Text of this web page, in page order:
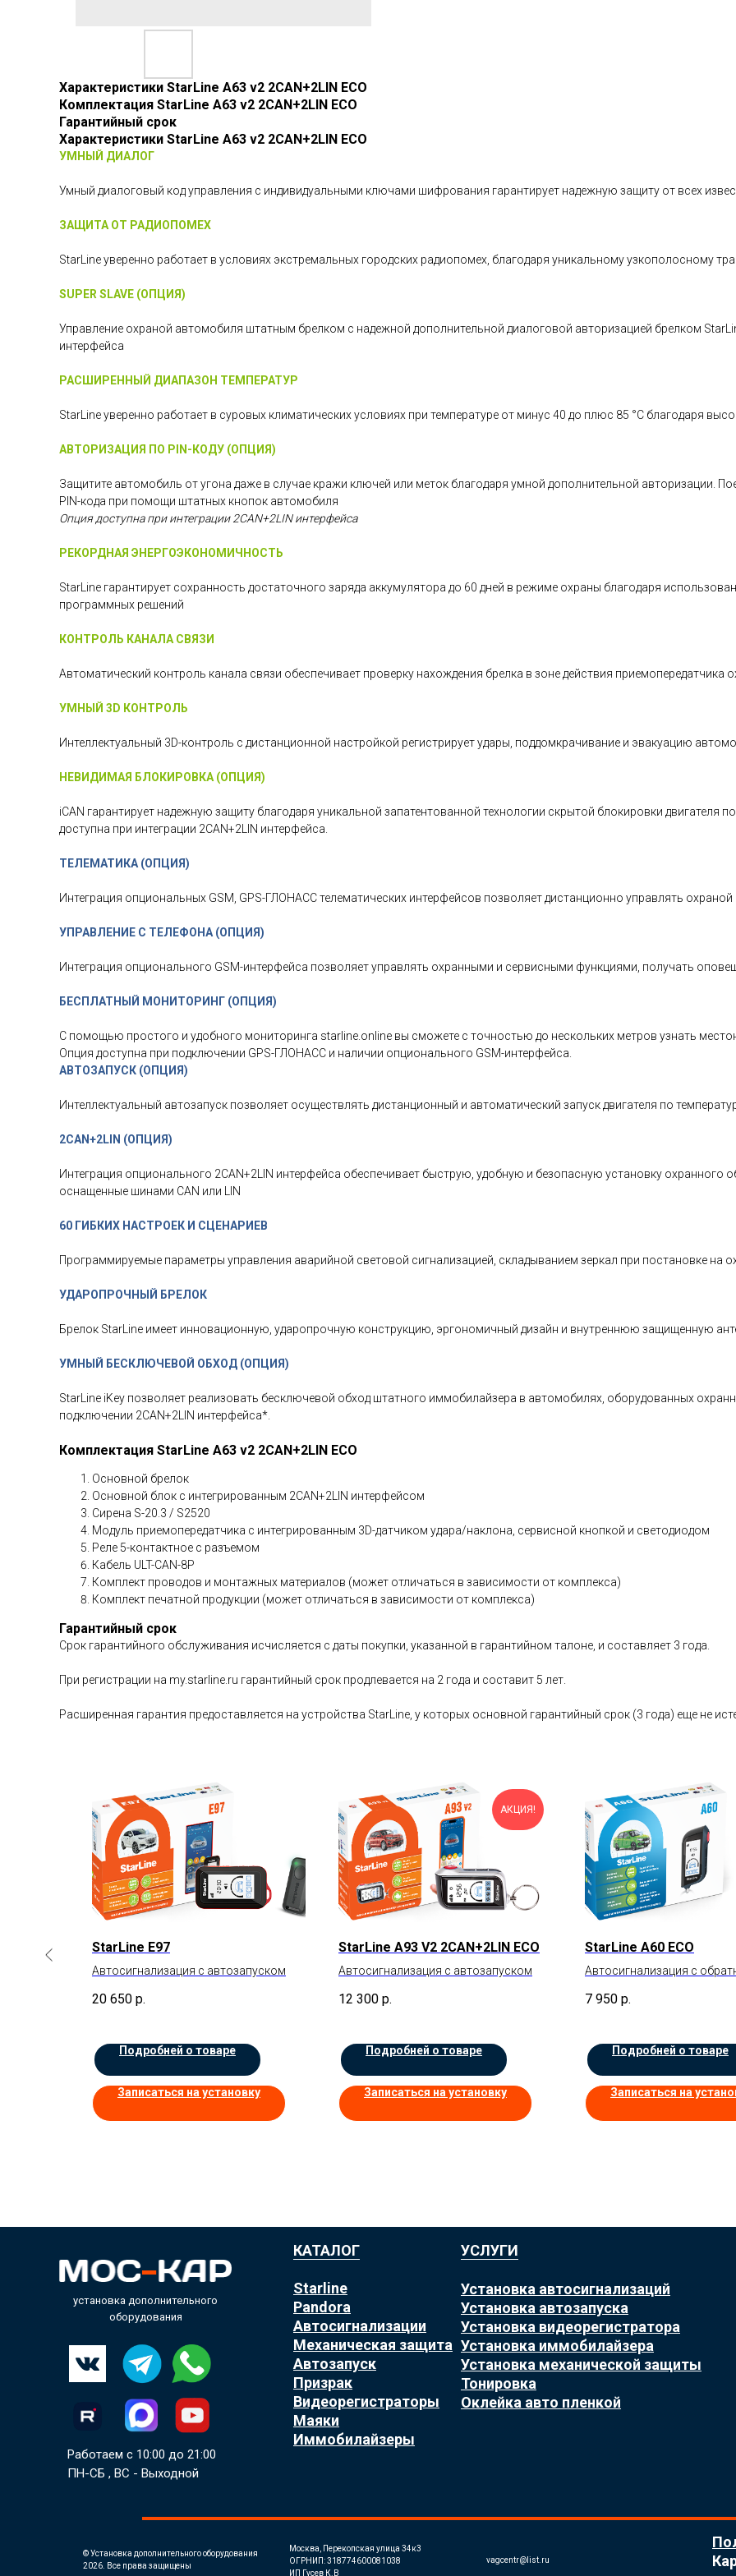
Характеристики StarLine A63 v2 2CAN+2LIN ECO
Комплектация StarLine A63 v2 2CAN+2LIN ECO
Гарантийный срок
Характеристики StarLine A63 v2 2CAN+2LIN ECO
УМНЫЙ ДИАЛОГ
Умный диалоговый код управления c индивидуальными ключами шифрования гарантирует надежную защиту от всех
ЗАЩИТА ОТ РАДИОПОМЕХ
StarLine уверенно работает в условиях экстремальных городских радиопомех, благодаря уникальному узкополосному
SUPER SLAVE (ОПЦИЯ)
Управление охраной автомобиля штатным брелком с надежной дополнительной диалоговой авторизацией брелком
интерфейса
РАСШИРЕННЫЙ ДИАПАЗОН ТЕМПЕРАТУР
StarLine уверенно работает в суровых климатических условиях при температуре от минус 40 до плюс 85 °С благодаря
АВТОРИЗАЦИЯ ПО PIN-КОДУ (ОПЦИЯ)
Защитите автомобиль от угона даже в случае кражи ключей или меток благодаря умной дополнительной авторизации.
PIN-кода при помощи штатных кнопок автомобиля
Опция доступна при интеграции 2CAN+2LIN интерфейса
РЕКОРДНАЯ ЭНЕРГОЭКОНОМИЧНОСТЬ
StarLine гарантирует сохранность достаточного заряда аккумулятора до 60 дней в режиме охраны благодаря
программных решений
КОНТРОЛЬ КАНАЛА СВЯЗИ
Автоматический контроль канала связи обеспечивает проверку нахождения брелка в зоне действия приемопередатчика
УМНЫЙ 3D КОНТРОЛЬ
Интеллектуальный 3D-контроль с дистанционной настройкой регистрирует удары, поддомкрачивание и эвакуацию
НЕВИДИМАЯ БЛОКИРОВКА (ОПЦИЯ)
iCAN гарантирует надежную защиту благодаря уникальной запатентованной технологии скрытой блокировки
доступна при интеграции 2CAN+2LIN интерфейса.
ТЕЛЕМАТИКА (ОПЦИЯ)
Интеграция опциональных GSM, GPS-ГЛОНАСС телематических интерфейсов позволяет дистанционно управлять
УПРАВЛЕНИЕ С ТЕЛЕФОНА (ОПЦИЯ)
Интеграция опционального GSM-интерфейса позволяет управлять охранными и сервисными функциями, получать
БЕСПЛАТНЫЙ МОНИТОРИНГ (ОПЦИЯ)
С помощью простого и удобного мониторинга starline.online вы сможете с точностью до нескольких метров узнать
Опция доступна при подключении GPS-ГЛОНАСС и наличии опционального GSM-интерфейса.
АВТОЗАПУСК (ОПЦИЯ)
Интеллектуальный автозапуск позволяет осуществлять дистанционный и автоматический запуск двигателя по
2CAN+2LIN (ОПЦИЯ)
Интеграция опционального 2CAN+2LIN интерфейса обеспечивает быструю, удобную и безопасную установку охранного
оснащенные шинами CAN или LIN
60 ГИБКИХ НАСТРОЕК И СЦЕНАРИЕВ
Программируемые параметры управления аварийной световой сигнализацией, складыванием зеркал при постановке на
УДАРОПРОЧНЫЙ БРЕЛОК
Брелок StarLine имеет инновационную, ударопрочную конструкцию, эргономичный дизайн и внутреннюю защищенную
УМНЫЙ БЕСКЛЮЧЕВОЙ ОБХОД (ОПЦИЯ)
StarLine iKey позволяет реализовать бесключевой обход штатного иммобилайзера в автомобилях, оборудованных
подключении 2CAN+2LIN интерфейса*.
Комплектация StarLine A63 v2 2CAN+2LIN ECO
Основной брелок
Основной блок с интегрированным 2CAN+2LIN интерфейсом
Сирена S-20.3 / S2520
Модуль приемопередатчика с интегрированным 3D-датчиком удара/наклона, сервисной кнопкой и светодиодом
Реле 5-контактное с разъемом
Кабель ULT-CAN-8P
Комплект проводов и монтажных материалов (может отличаться в зависимости от комплекса)
Комплект печатной продукции (может отличаться в зависимости от комплекса)
Гарантийный срок
Срок гарантийного обслуживания исчисляется с даты покупки, указанной в гарантийном талоне, и составляет 3 года.
При регистрации на my.starline.ru гарантийный срок продлевается на 2 года и составит 5 лет.
Расширенная гарантия предоставляется на устройства StarLine, у которых основной гарантийный срок (3 года) еще не
StarLine E97
Автосигнализация с автозапуском
20 650 р.
Подробней о товаре
Записаться на установку
АКЦИЯ!
StarLine А93 V2 2CAN+2LIN ECO
Автосигнализация с автозапуском
12 300 р.
Подробней о товаре
Записаться на установку
StarLine A60 ECO
Автосигнализация с
7 950 р.
Подробней о товаре
Записаться на
УСЛУГИ
КАТАЛОГ
Москва, Перекопская улица 34к3
ОГРНИП: 318774600081038
ИП Гусев К.В
vagcentr@list.ru
© Установка дополнительного оборудования
2026. Все права защищены
установка дополнительного
оборудования
Автосигнализации
Автозапуск
Starline
Механическая защита
Маяки
Работаем с 10:00 до 21:00
ПН-СБ , ВС - Выходной
Иммобилайзеры
Pandora
Призрак
Видеорегистраторы
Установка автосигнализаций
Установка автозапуска
Установка видеорегистратора
Установка иммобилайзера
Установка механической защиты
Тонировка
Оклейка авто пленкой